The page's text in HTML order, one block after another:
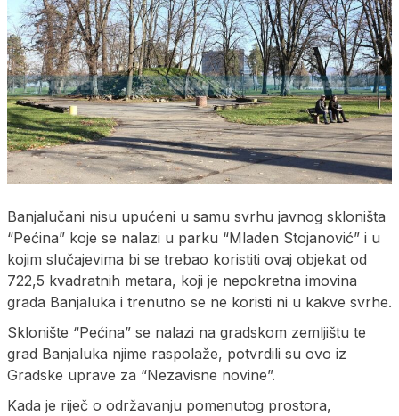
Banjalučani nisu upućeni u samu svrhu javnog skloništa
“Pećina” koje se nalazi u parku “Mladen Stojanović” i u
kojim slučajevima bi se trebao koristiti ovaj objekat od
722,5 kvadratnih metara, koji je nepokretna imovina
grada Banjaluka i trenutno se ne koristi ni u kakve svrhe.
Sklonište “Pećina” se nalazi na gradskom zemljištu te
grad Banjaluka njime raspolaže, potvrdili su ovo iz
Gradske uprave za “Nezavisne novine”.
Kada je riječ o održavanju pomenutog prostora,